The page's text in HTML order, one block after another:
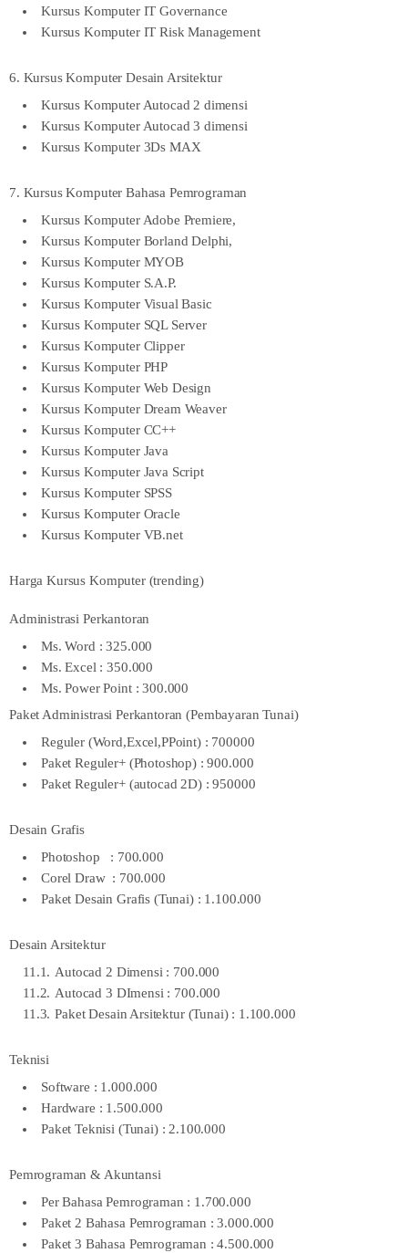
Kursus Komputer IT Governance
Kursus Komputer IT Risk Management
6. Kursus Komputer Desain Arsitektur
Kursus Komputer Autocad 2 dimensi
Kursus Komputer Autocad 3 dimensi
Kursus Komputer 3Ds MAX
7. Kursus Komputer Bahasa Pemrograman
Kursus Komputer Adobe Premiere,
Kursus Komputer Borland Delphi,
Kursus Komputer MYOB
Kursus Komputer S.A.P.
Kursus Komputer Visual Basic
Kursus Komputer SQL Server
Kursus Komputer Clipper
Kursus Komputer PHP
Kursus Komputer Web Design
Kursus Komputer Dream Weaver
Kursus Komputer CC++
Kursus Komputer Java
Kursus Komputer Java Script
Kursus Komputer SPSS
Kursus Komputer Oracle
Kursus Komputer VB.net
Harga Kursus Komputer (trending)
Administrasi Perkantoran
Ms. Word : 325.000
Ms. Excel : 350.000
Ms. Power Point : 300.000
Paket Administrasi Perkantoran (Pembayaran Tunai)
Reguler (Word,Excel,PPoint) : 700000
Paket Reguler+ (Photoshop) : 900.000
Paket Reguler+ (autocad 2D) : 950000
Desain Grafis
Photoshop : 700.000
Corel Draw : 700.000
Paket Desain Grafis (Tunai) : 1.100.000
Desain Arsitektur
Autocad 2 Dimensi : 700.000
Autocad 3 DImensi : 700.000
Paket Desain Arsitektur (Tunai) : 1.100.000
Teknisi
Software : 1.000.000
Hardware : 1.500.000
Paket Teknisi (Tunai) : 2.100.000
Pemrograman & Akuntansi
Per Bahasa Pemrograman : 1.700.000
Paket 2 Bahasa Pemrograman : 3.000.000
Paket 3 Bahasa Pemrograman : 4.500.000